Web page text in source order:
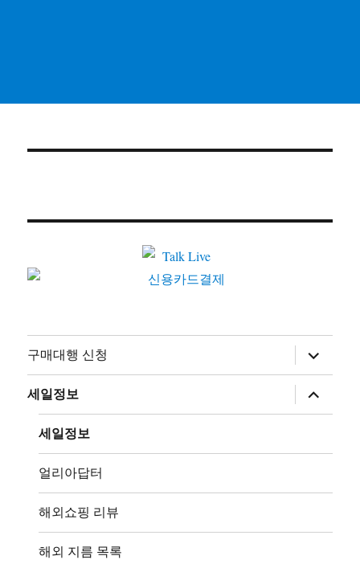
구매대행 신청
하
위
메
뉴
확
장
세일정보
하
위
메
장
세일정보
얼리아답터
해외쇼핑 리뷰
해외 지름 목록